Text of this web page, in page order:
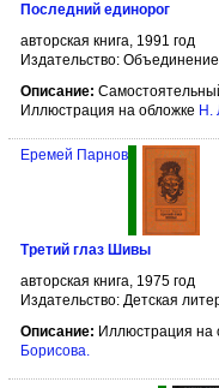
Последний единорог
авторская книга, 1991 год
Издательство:
Описание:
Иллюстрация на обложке Н.
Еремей Парнов
Третий глаз Шивы
авторская книга, 1975 год
Издательство: Детская
Описание: Иллюстрация на
Борисова.